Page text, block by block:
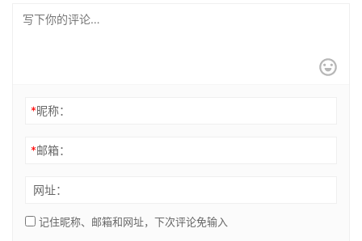
*昵称：
*邮箱：
网址：
记住昵称、邮箱和网址，下次评论免输入